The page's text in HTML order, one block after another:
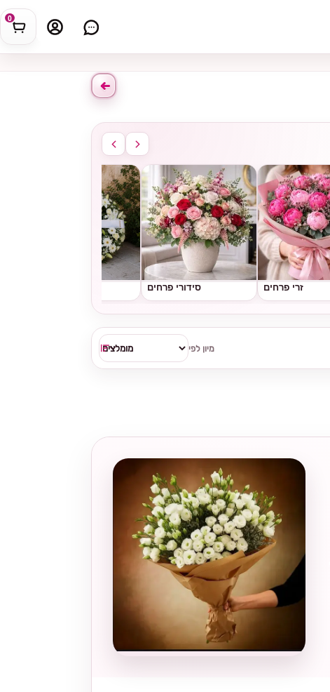
0
זרי פרחים סידורי פרחים
מיון לפי